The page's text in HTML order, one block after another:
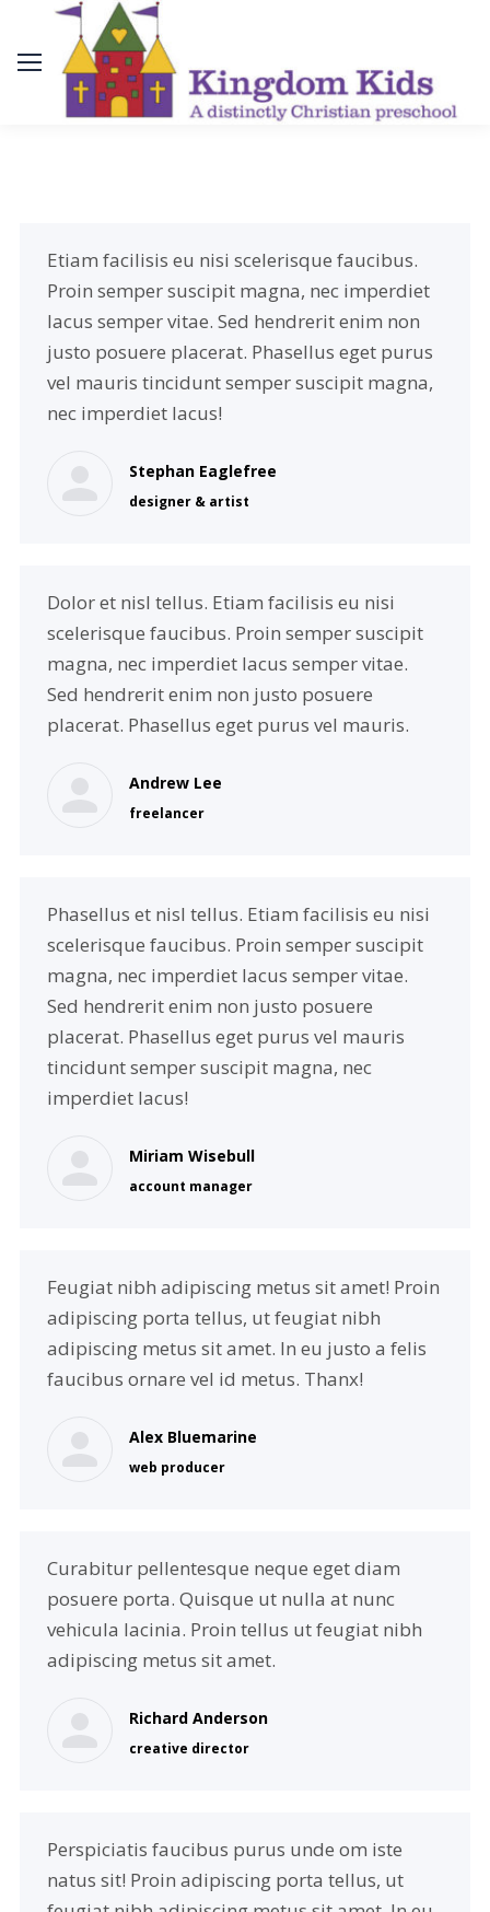
Etiam facilisis eu nisi scelerisque faucibus.
Proin semper suscipit magna, nec imperdiet
lacus semper vitae. Sed hendrerit enim non
justo posuere placerat. Phasellus eget purus
vel mauris tincidunt semper suscipit magna,
nec imperdiet lacus!
Stephan Eaglefree
designer & artist
Dolor et nisl tellus. Etiam facilisis eu nisi
scelerisque faucibus. Proin semper suscipit
magna, nec imperdiet lacus semper vitae.
Sed hendrerit enim non justo posuere
placerat. Phasellus eget purus vel mauris.
Andrew Lee
freelancer
Phasellus et nisl tellus. Etiam facilisis eu nisi
scelerisque faucibus. Proin semper suscipit
magna, nec imperdiet lacus semper vitae.
Sed hendrerit enim non justo posuere
placerat. Phasellus eget purus vel mauris
tincidunt semper suscipit magna, nec
imperdiet lacus!
Miriam Wisebull
account manager
Feugiat nibh adipiscing metus sit amet! Proin
adipiscing porta tellus, ut feugiat nibh
adipiscing metus sit amet. In eu justo a felis
faucibus ornare vel id metus. Thanx!
Alex Bluemarine
web producer
Curabitur pellentesque neque eget diam
posuere porta. Quisque ut nulla at nunc
vehicula lacinia. Proin tellus ut feugiat nibh
adipiscing metus sit amet.
Richard Anderson
creative director
Perspiciatis faucibus purus unde om iste
natus sit! Proin adipiscing porta tellus, ut